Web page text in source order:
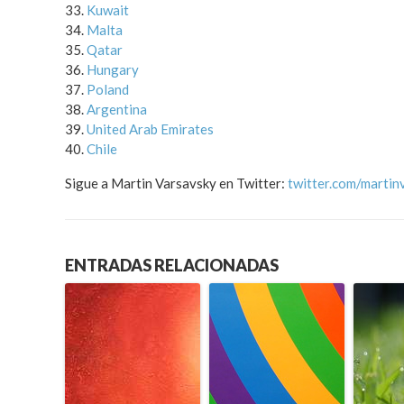
Kuwait
Malta
Qatar
Hungary
Poland
Argentina
United Arab Emirates
Chile
Sigue a Martin Varsavsky en Twitter: twitter.com/
ENTRADAS RELACIONADAS